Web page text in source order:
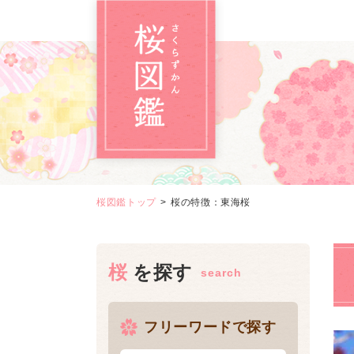
桜図鑑トップ 桜の特徴：東海桜
桜を探す
フリーワードで探す